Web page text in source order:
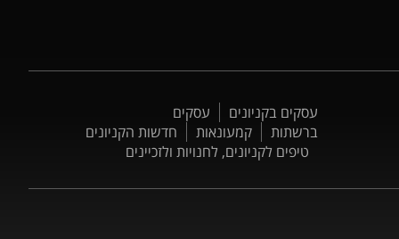
עסקים בקניונים
עסקים
ברשתות
קמעונאות
חדשות הקניונים
טיפים לקניונים, לחנויות ולזכיינים